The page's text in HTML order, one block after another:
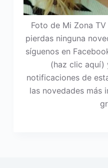
Foto de Mi Zona
pierdas ninguna
síguenos en
(haz clic aquí)
notificaciones de
las novedades más